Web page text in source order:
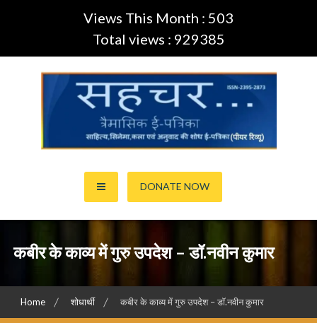
Views This Month : 503
Total views : 929385
सहचर ई-पत्रिका… (ISSN:2395-
2873)
DONATE NOW
कबीर के काव्य में गुरु उपदेश – डॉ.नवीन कुमार
Home शोधार्थी कबीर के काव्य में गुरु उपदेश – डॉ.नवीन कुमार